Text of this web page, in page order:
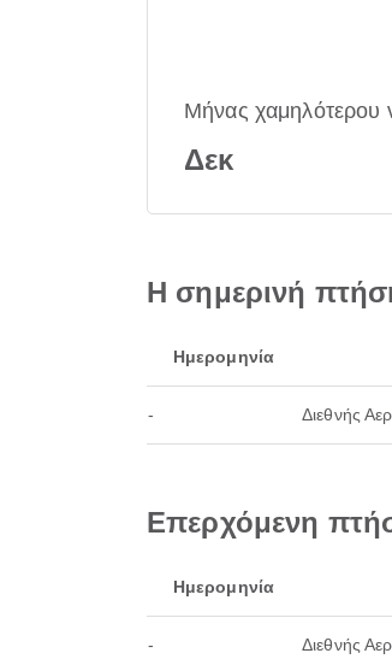
Μήνας χαμηλότερου
Δεκ
Η σημερινή
Ημερομηνία
- Διεθνής
Επερχόμενη
Ημερομηνία
- Διεθνής